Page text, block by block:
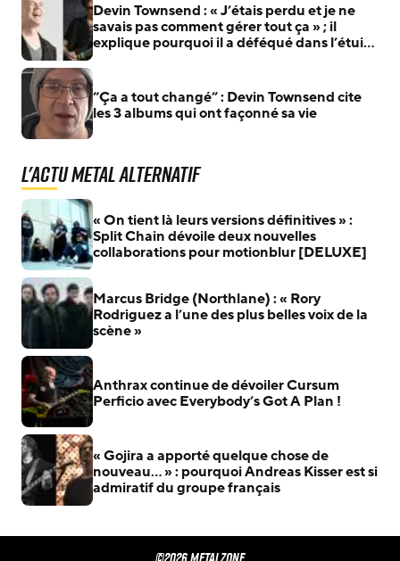
Devin Townsend : « J’étais perdu et je ne
savais pas comment gérer tout ça » ; il
explique pourquoi il a déféqué dans l’étui
“Ça a tout changé” : Devin Townsend cite
les 3 albums qui ont façonné sa vie
L'actu Metal Alternatif
« On tient là leurs versions définitives » :
Split Chain dévoile deux nouvelles
collaborations pour motionblur [DELUXE]
Marcus Bridge (Northlane) : « Rory
Rodriguez a l’une des plus belles voix de la
scène »
Anthrax continue de dévoiler Cursum
Perficio avec Everybody’s Got A Plan !
« Gojira a apporté quelque chose de
nouveau… » : pourquoi Andreas Kisser est si
admiratif du groupe français